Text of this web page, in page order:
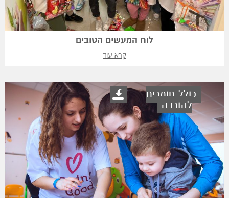
לוח המעשים הטובים
קרא עוד
כולל חומרים
להורדה